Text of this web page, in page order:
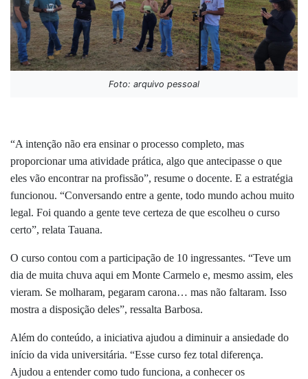
Foto: arquivo pessoal
“A intenção não era ensinar o processo completo, mas
proporcionar uma atividade prática, algo que antecipasse o que
eles vão encontrar na profissão”, resume o docente. E a estratégia
funcionou. “Conversando entre a gente, todo mundo achou muito
legal. Foi quando a gente teve certeza de que escolheu o curso
certo”, relata Tauana.
O curso contou com a participação de 10 ingressantes. “Teve um
dia de muita chuva aqui em Monte Carmelo e, mesmo assim, eles
vieram. Se molharam, pegaram carona… mas não faltaram. Isso
mostra a disposição deles”, ressalta Barbosa.
Além do conteúdo, a iniciativa ajudou a diminuir a ansiedade do
início da vida universitária. “Esse curso fez total diferença.
Ajudou a entender como tudo funciona, a conhecer os